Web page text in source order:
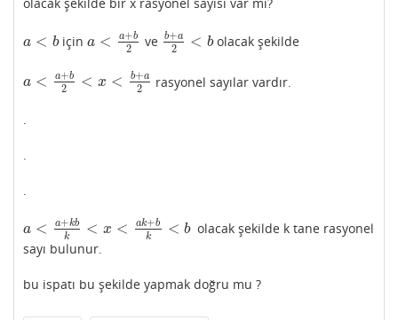
a < b
a<b içina < a+b
2
a<a+ b2 ve b+a
2 < b
b+a2 <b olacak şekilde
a < a+b
2 < x < b+a
2
a<a+ b2<x <b +a 2 rasyonel sayılar vardır.
.
.
.
a < a+kb
k
< x < ak+b
k
< b
a<a+ kbk<x <a k+ bk b
olacak şekilde k tane rasyonel
sayı bulunur.
bu ispatı bu şekilde yapmak doğru mu ?